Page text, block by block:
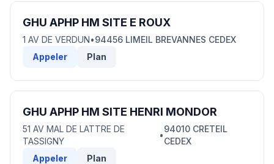
GHU APHP HM SITE E ROUX
1 AV DE VERDUN•94456 LIMEIL BREVANNES CEDEX
Appeler
Plan
GHU APHP HM SITE HENRI MONDOR
51 AV MAL DE LATTRE DE
TASSIGNY
•
94010 CRETEIL
CEDEX
Appeler
Plan